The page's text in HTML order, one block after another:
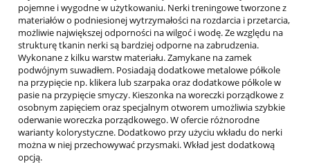
pojemne i wygodne w użytkowaniu. Nerki treningowe tworzone z
materiałów o podniesionej wytrzymałości na rozdarcia i przetarcia,
możliwie największej odporności na wilgoć i wodę. Ze względu na
strukturę tkanin nerki są bardziej odporne na zabrudzenia.
Wykonane z kilku warstw materiału. Zamykane na zamek
podwójnym suwadłem. Posiadają dodatkowe metalowe półkole
na przypięcie np. klikera lub szarpaka oraz dodatkowe półkole w
pasie na przypięcie smyczy. Kieszonka na woreczki porządkowe z
osobnym zapięciem oraz specjalnym otworem umożliwia szybkie
oderwanie woreczka porządkowego. W ofercie różnorodne
warianty kolorystyczne. Dodatkowo przy użyciu wkładu do nerki
można w niej przechowywać przysmaki. Wkład jest dodatkową
opcją.